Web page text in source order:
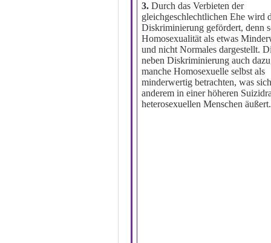
3. Durch das Verbieten der
gleichgeschlechtlichen Ehe wird
Diskriminierung gefördert, denn
Homosexualität als etwas
und nicht Normales dargestellt.
neben Diskriminierung auch
manche Homosexuelle selbst als
minderwertig betrachten, was
anderem in einer höheren
heterosexuellen Menschen äußert.